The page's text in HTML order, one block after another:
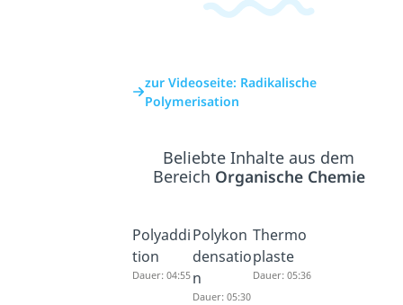
zur Videoseite: Radikalische
Polymerisation
Beliebte Inhalte aus dem
Bereich Organische Chemie
Polyaddi
tion
Dauer: 04:55
Polykon
densatio
n
Dauer: 05:30
Thermo
plaste
Dauer: 05:36